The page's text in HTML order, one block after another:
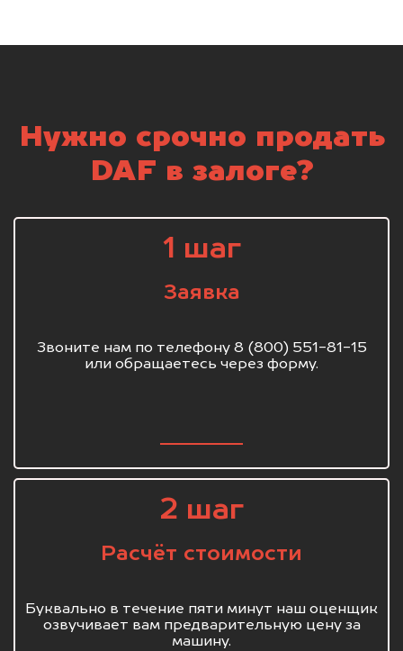
Нужно срочно продать
DAF в залоге?
1 шаг
Заявка
Звоните нам по телефону 8 (800) 551-81-15
или обращаетесь через форму.
2 шаг
Расчёт стоимости
Буквально в течение пяти минут наш оценщик
озвучивает вам предварительную цену за
машину.